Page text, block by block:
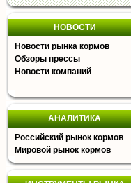
НОВОСТИ
Новости рынка кормов
Обзоры прессы
Новости компаний
АНАЛИТИКА
Российский рынок кормов
Мировой рынок кормов